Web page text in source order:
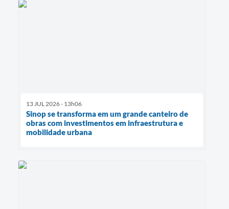
13 JUL 2026 - 13h06
Sinop se transforma em um grande canteiro de
obras com investimentos em infraestrutura e
mobilidade urbana